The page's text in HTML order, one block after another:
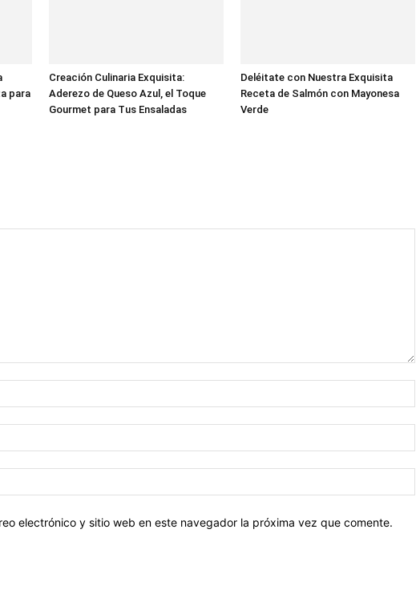
para
Creación Culinaria Exquisita:
Aderezo de Queso Azul, el Toque
Gourmet para Tus Ensaladas
Deléitate con Nuestra Exquisita
Receta de Salmón con Mayonesa
Verde
electrónico y sitio web en este navegador la próxima vez que comente.